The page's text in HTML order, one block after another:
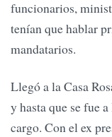
funcionarios,
tenían que hablar
mandatarios.
Llegó a la Casa
y hasta que se fue
cargo. Con el ex